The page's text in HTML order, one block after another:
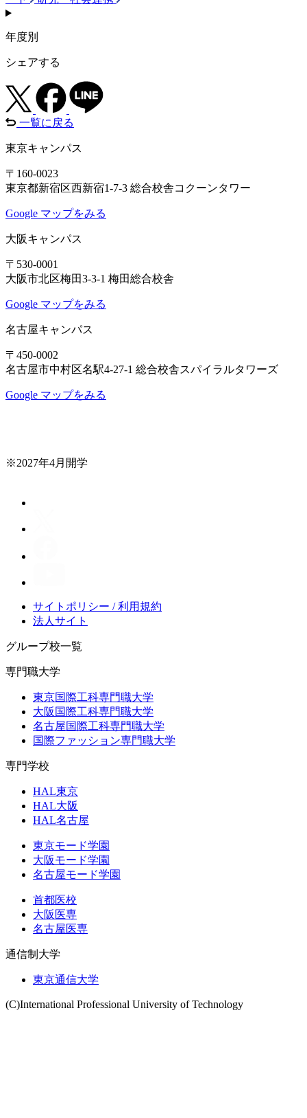
年度別
シェアする
一覧に戻る
東京キャンパス
〒160-0023
東京都新宿区西新宿1-7-3 総合校舎コクーンタワー
Google マップをみる
大阪キャンパス
〒530-0001
大阪市北区梅田3-3-1 梅田総合校舎
Google マップをみる
名古屋キャンパス
〒450-0002
名古屋市中村区名駅4-27-1 総合校舎スパイラルタワーズ
Google マップをみる
※2027年4月開学
サイトポリシー / 利用規約
法人サイト
グループ校一覧
専門職大学
東京国際工科専門職大学
大阪国際工科専門職大学
名古屋国際工科専門職大学
国際ファッション専門職大学
専門学校
HAL東京
HAL大阪
HAL名古屋
東京モード学園
大阪モード学園
名古屋モード学園
首都医校
大阪医専
名古屋医専
通信制大学
東京通信大学
(C)International Professional University of Technology